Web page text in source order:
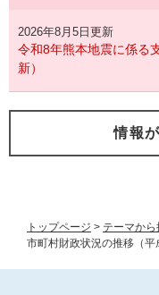
トップページ > テーマから
市町村財政状況の推移（平
2026年8月5日更新
令和8年熊本地震に係る
新）
情報